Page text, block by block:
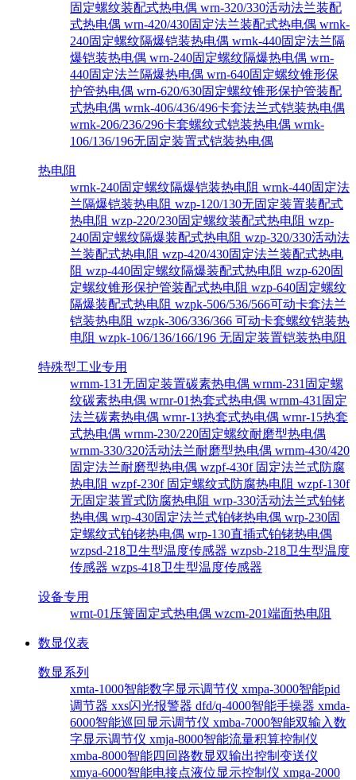
固定螺纹装配式热电偶 wrn-320/330活动法兰装配
式热电偶 wrn-420/430固定法兰装配式热电偶 wrnk-
240固定螺纹隔爆铠装热电偶 wrnk-440固定法兰隔
爆铠装热电偶 wrn-240固定螺纹隔爆热电偶 wrn-
440固定法兰隔爆热电偶 wrn-640固定螺纹锥形保
护管热电偶 wrn-620/630固定螺纹锥形保护管装配
式热电偶 wrnk-406/436/496卡套法兰式铠装热电偶
wrnk-206/236/296卡套螺纹式铠装热电偶 wrnk-
106/136/196无固定装置式铠装热电偶
热电阻
wrnk-240固定螺纹隔爆铠装热电阻 wrnk-440固定法
兰隔爆铠装热电阻 wzp-120/130无固定装置装配式
热电阻 wzp-220/230固定螺纹装配式热电阻 wzp-
240固定螺纹隔爆装配式热电阻 wzp-320/330活动法
兰装配式热电阻 wzp-420/430固定法兰装配式热电
阻 wzp-440固定螺纹隔爆装配式热电阻 wzp-620固
定螺纹锥形保护管装配式热电阻 wzp-640固定螺纹
隔爆装配式热电阻 wzpk-506/536/566可动卡套法兰
铠装热电阻 wzpk-306/336/366 可动卡套螺纹铠装热
电阻 wzpk-106/136/166/196 无固定装置铠装热电阻
特殊型工业专用
wrnm-131无固定装置碳素热电偶 wrnm-231固定螺
纹碳素热电偶 wrnr-01热套式热电偶 wrnm-431固定
法兰碳素热电偶 wrnr-13热套式热电偶 wrnr-15热套
式热电偶 wrnm-230/220固定螺纹耐磨型热电偶
wrnm-330/320活动法兰耐磨型热电偶 wrnm-430/420
固定法兰耐磨型热电偶 wzpf-430f 固定法兰式防腐
热电阻 wzpf-230f 固定螺纹式防腐热电阻 wzpf-130f
无固定装置式防腐热电阻 wrp-330活动法兰式铂铑
热电偶 wrp-430固定法兰式铂铑热电偶 wrp-230固
定螺纹式铂铑热电偶 wrp-130直插式铂铑热电偶
wzpsd-218卫生型温度传感器 wzpsb-218卫生型温度
传感器 wzps-418卫生型温度传感器
设备专用
wrnt-01压簧固定式热电偶 wzcm-201端面热电阻
数显仪表
数显系列
xmta-1000智能数字显示调节仪 xmpa-3000智能pid
调节器 xxs闪光报警器 dfd/q-4000智能手操器 xmda-
6000智能巡回显示调节仪 xmba-7000智能双输入数
字显示调节仪 xmja-8000智能流量积算控制仪
xmba-8000智能四回路数显双输出控制变送仪
xmya-6000智能电接点液位显示控制仪 xmga-2000